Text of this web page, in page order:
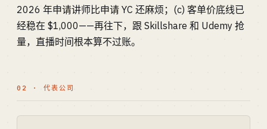
2026 年申请讲师比申请 YC 还麻烦；(c) 客单价底线已
经稳在 $1,000——再往下，跟 Skillshare 和 Udemy 抢
量，直播时间根本算不过账。
02 · 代表公司